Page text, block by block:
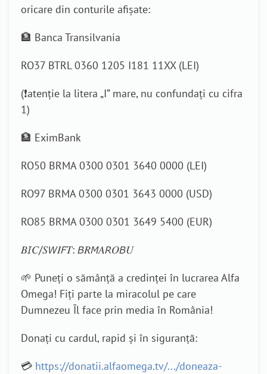
oricare din conturile afișate:
🏦 Banca Transilvania
RO37 BTRL 0360 1205 I181 11XX (LEI)
(❗atenție la litera „I” mare, nu confundați cu cifra
1)
🏦 EximBank
RO50 BRMA 0300 0301 3640 0000 (LEI)
RO97 BRMA 0300 0301 3643 0000 (USD)
RO85 BRMA 0300 0301 3649 5400 (EUR)
𝐵𝘐𝐶/𝑆𝘞𝐼𝘍𝑇: 𝘉𝑅𝘔𝐴𝘙𝑂𝘉𝑈
🌱 Puneți o sămânță a credinței în lucrarea Alfa
Omega! Fiți parte la miracolul pe care
Dumnezeu Îl face prin media în România!
Donați cu cardul, rapid și în siguranță:
💳 https://donatii.alfaomega.tv/.../doneaza-